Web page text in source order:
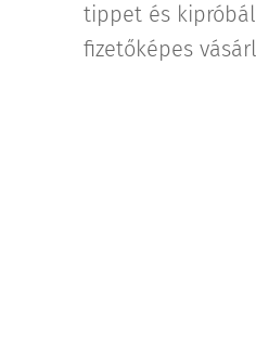
tippet és
fizetőképes